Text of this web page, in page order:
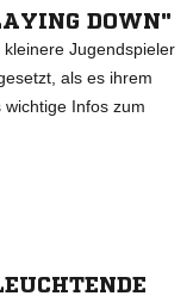
DOWN"
Jugendspieler
als es ihrem
Infos zum